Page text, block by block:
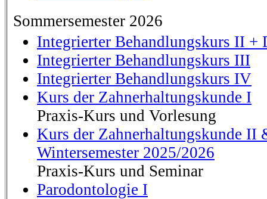
Sommersemester 2026
Integrierter Behandlungskurs II +
Integrierter Behandlungskurs III
Integrierter Behandlungskurs IV
Kurs der Zahnerhaltungskunde I
Praxis-Kurs und Vorlesung
Kurs der Zahnerhaltungskunde II
Wintersemester 2025/2026
Praxis-Kurs und Seminar
Parodontologie I